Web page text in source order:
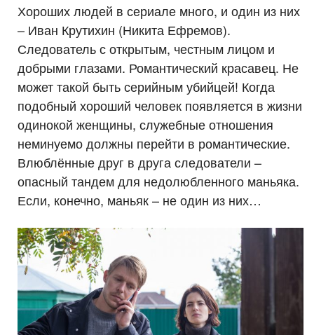
Хороших людей в сериале много, и один из них
– Иван Крутихин (Никита Ефремов).
Следователь с открытым, честным лицом и
добрыми глазами. Романтический красавец. Не
может такой быть серийным убийцей! Когда
подобный хороший человек появляется в жизни
одинокой женщины, служебные отношения
неминуемо должны перейти в романтические.
Влюблённые друг в друга следователи –
опасный тандем для недолюбленного маньяка.
Если, конечно, маньяк – не один из них…